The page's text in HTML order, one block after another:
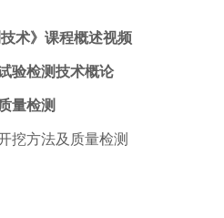
术》课程概述视频
验检测技术概论
量检测
挖方法及质量检测